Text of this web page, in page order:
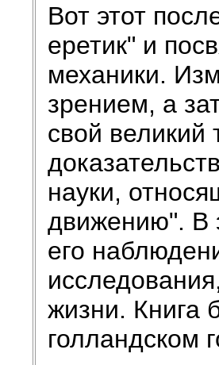
Вот этот
еретик" и
механики.
зрением, а
свой великий
науки,
движению". В
его
жизни. Книга
голландском